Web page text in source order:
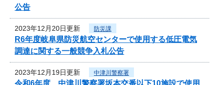
公告
2023年12月20日更新 防災課
R6年度岐阜県防災航空センターで使用する低圧電気
調達に関する一般競争入札公告
2023年12月19日更新 中津川警察署
令和6年度 中津川警察署坂本交番以下10施設で使用